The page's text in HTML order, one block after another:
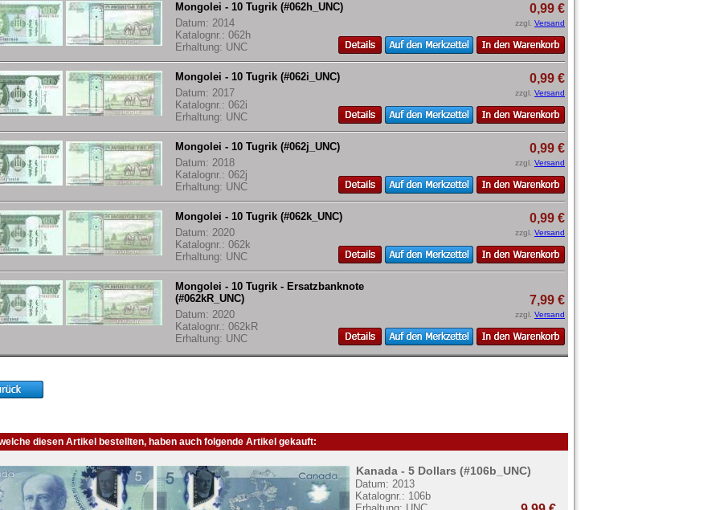
Mongolei - 10 Tugrik (#062h_UNC)
Datum: 2014
Katalognr.: 062h
Erhaltung: UNC
0,99 €
zzgl. Versand
Mongolei - 10 Tugrik (#062i_UNC)
Datum: 2017
Katalognr.: 062i
Erhaltung: UNC
0,99 €
zzgl. Versand
Mongolei - 10 Tugrik (#062j_UNC)
Datum: 2018
Katalognr.: 062j
Erhaltung: UNC
0,99 €
zzgl. Versand
Mongolei - 10 Tugrik (#062k_UNC)
Datum: 2020
Katalognr.: 062k
Erhaltung: UNC
0,99 €
zzgl. Versand
Mongolei - 10 Tugrik - Ersatzbanknote
(#062kR_UNC)
Datum: 2020
Katalognr.: 062kR
Erhaltung: UNC
7,99 €
zzgl. Versand
diesen Artikel bestellten, haben auch folgende Artikel gekauft:
Kanada - 5 Dollars (#106b_UNC)
Datum: 2013
Katalognr.: 106b